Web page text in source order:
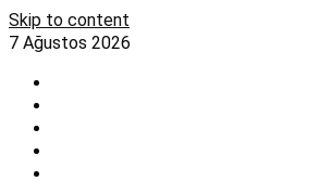
Skip to content
7 Ağustos 2026